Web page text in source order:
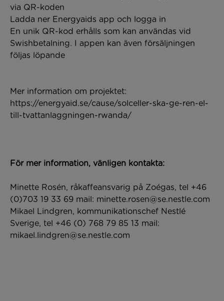
via QR-koden
Ladda ner Energyaids app och logga in
En unik QR-kod erhålls som kan användas vid
Swishbetalning. I appen kan även försäljningen
följas löpande
Mer information om projektet:
https://energyaid.se/cause/solceller-ska-ge-ren-el-
till-tvattanlaggningen-rwanda/
För mer information, vänligen kontakta:
Minette Rosén, råkaffeansvarig på Zoégas, tel +46
(0)703 19 33 69 mail: minette.rosen@se.nestle.com
Mikael Lindgren, kommunikationschef Nestlé
Sverige, tel +46 (0) 768 79 85 13 mail:
mikael.lindgren@se.nestle.com